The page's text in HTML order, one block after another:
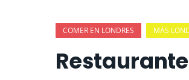
COMER EN LONDRES MÁS